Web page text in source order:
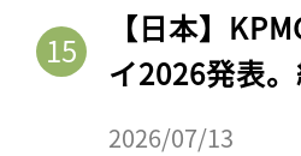
【日本】
イ2026発表
2026/07/13